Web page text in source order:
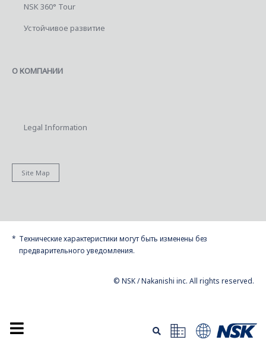
NSK 360° Tour
Устойчивое развитие
О КОМПАНИИ
Legal Information
Site Map
Технические характеристики могут быть изменены без
предварительного уведомления.
© NSK / Nakanishi inc. All rights reserved.